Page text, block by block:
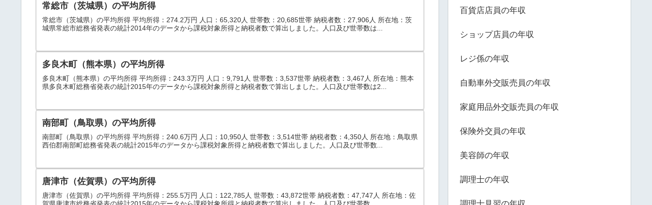
常総市（茨城県）の平均所得
常総市（茨城県）の平均所得 平均所得：274.2万円 人口：65,320人 世帯数：20,685世帯 納税者数：27,906人 所在地：茨
城県常総市総務省発表の統計2014年のデータから課税対象所得と納税者数で算出しました。人口及び世帯数は...
多良木町（熊本県）の平均所得
多良木町（熊本県）の平均所得 平均所得：243.3万円 人口：9,791人 世帯数：3,537世帯 納税者数：3,467人 所在地：熊本
県多良木町総務省発表の統計2015年のデータから課税対象所得と納税者数で算出しました。人口及び世帯数は2...
南部町（鳥取県）の平均所得
南部町（鳥取県）の平均所得 平均所得：240.6万円 人口：10,950人 世帯数：3,514世帯 納税者数：4,350人 所在地：鳥取県
西伯郡南部町総務省発表の統計2015年のデータから課税対象所得と納税者数で算出しました。人口及び世帯数...
唐津市（佐賀県）の平均所得
唐津市（佐賀県）の平均所得 平均所得：255.5万円 人口：122,785人 世帯数：43,872世帯 納税者数：47,747人 所在地：佐
百貨店店員の年収
ショップ店員の年収
レジ係の年収
自動車外交販売員の年収
家庭用品外交販売員の年収
保険外交員の年収
美容師の年収
調理士の年収